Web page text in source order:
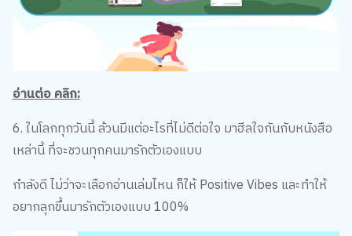
อ่านต่อ คลิก:
6. ในโลกทุกวันนี้ ล้วนมีแต่อะไรที่ไม่ดีต่อใจ มาฮีลใจกันกับหนังสือ
เหล่านี้ ที่จะชวนทุกคนมารักตัวเองแบบ
กำลังดี ไม่ว่าจะเลือกอ่านเล่มไหน ก็ให้ Positive Vibes และทำให้
อยากลุกขึ้นมารักตัวเองแบบ 100%